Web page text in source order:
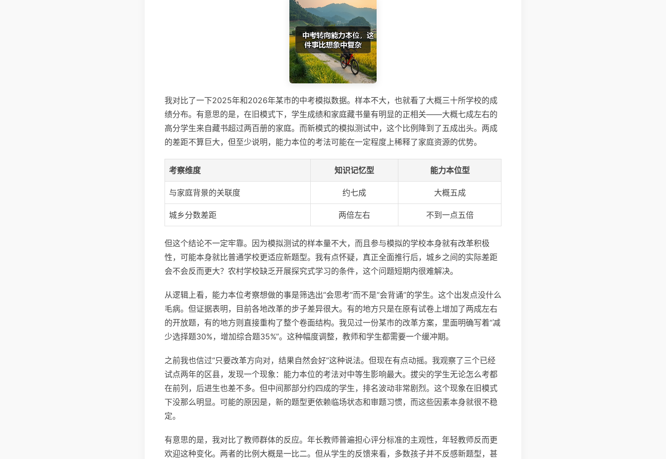
我对比了一下2025年和2026年某市的中考模拟数据。样本不大，也就看了大概三十所学校的成
绩分布。有意思的是，在旧模式下，学生成绩和家庭藏书量有明显的正相关——大概七成左右的
高分学生来自藏书超过两百册的家庭。而新模式的模拟测试中，这个比例降到了五成出头。两成
的差距不算巨大，但至少说明，能力本位的考法可能在一定程度上稀释了家庭资源的优势。
考察维度 知识记忆型 能力本位型
与家庭背景的关联度 约七成 大概五成
城乡分数差距 两倍左右 不到一点五倍
但这个结论不一定牢靠。因为模拟测试的样本量不大，而且参与模拟的学校本身就有改革积极
性，可能本身就比普通学校更适应新题型。我有点怀疑，真正全面推行后，城乡之间的实际差距
会不会反而更大？农村学校缺乏开展探究式学习的条件，这个问题短期内很难解决。
从逻辑上看，能力本位考察想做的事是筛选出“会思考”而不是“会背诵”的学生。这个出发点没什么
毛病。但证据表明，目前各地改革的步子差异很大。有的地方只是在原有试卷上增加了两成左右
的开放题，有的地方则直接重构了整个卷面结构。我见过一份某市的改革方案，里面明确写着“减
少选择题30%，增加综合题35%”。这种幅度调整，教师和学生都需要一个缓冲期。
之前我也信过“只要改革方向对，结果自然会好”这种说法。但现在有点动摇。我观察了三个已经
试点两年的区县，发现一个现象：能力本位的考法对中等生影响最大。拔尖的学生无论怎么考都
在前列，后进生也差不多。但中间那部分约四成的学生，排名波动非常剧烈。这个现象在旧模式
下没那么明显。可能的原因是，新的题型更依赖临场状态和审题习惯，而这些因素本身就很不稳
定。
有意思的是，我对比了教师群体的反应。年长教师普遍担心评分标准的主观性，年轻教师反而更
欢迎这种变化。两者的比例大概是一比二。但从学生的反馈来看，多数孩子并不反感新题型，甚